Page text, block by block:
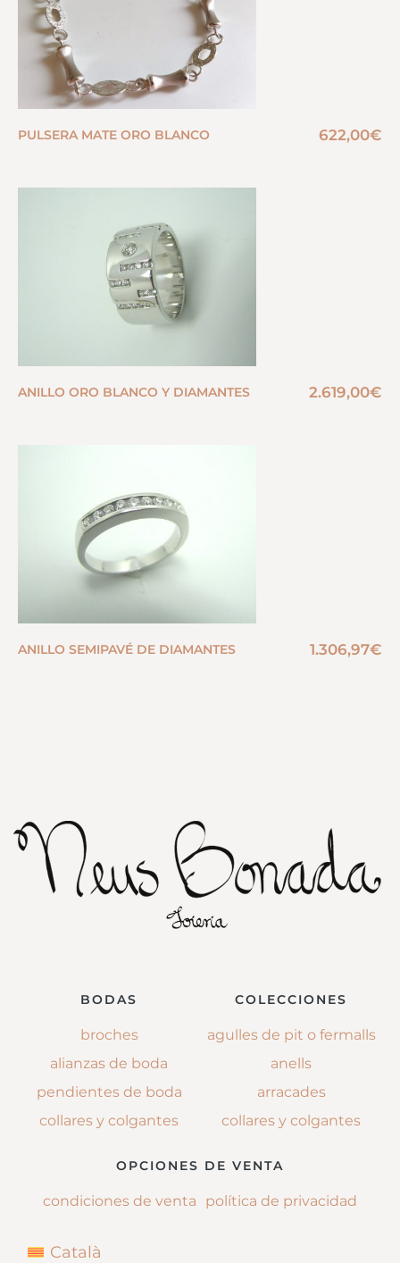
PULSERA MATE ORO BLANCO 622,00€
ANILLO ORO BLANCO Y DIAMANTES 2.619,00€
ANILLO SEMIPAVÉ DE DIAMANTES 1.306,97€
BODAS
broches
alianzas de boda
pendientes de boda
collares y colgantes
COLECCIONES
agulles de pit o fermalls
anells
arracades
collares y colgantes
OPCIONES DE VENTA
condiciones de venta política de privacidad
Català